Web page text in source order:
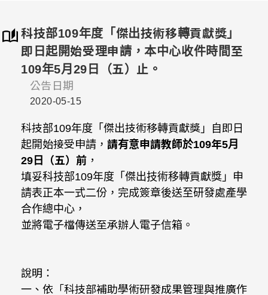
科技部109年度「傑出技術移轉貢獻獎」
即日起開始受理申請，本中心收件時間至
109年5月29日（五）止。
公告日期
2020-05-15
科技部109年度「傑出技術移轉貢獻獎」自即日
起開始接受申請， 請有意申請教師於109年5月
29日（五）前 ，
填妥科技部109年度「傑出技術移轉貢獻獎」申
請表正本一式二份，完成簽章後送至研發處產學
合作總中心，
並將電子檔傳送至承辦人電子信箱。
說明：
一、依「科技部補助學術研發成果管理與推廣作